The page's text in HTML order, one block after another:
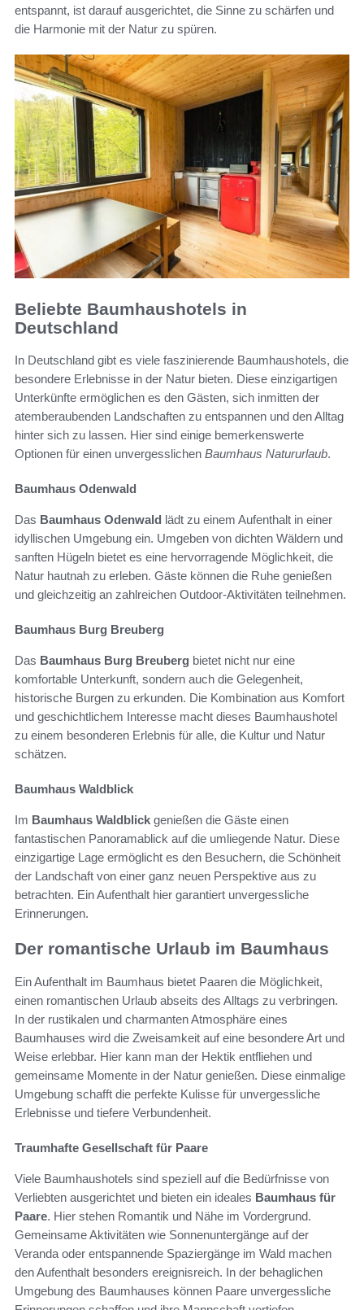
entspannt, ist darauf ausgerichtet, die Sinne zu schärfen und
die Harmonie mit der Natur zu spüren.
Beliebte Baumhaushotels in
Deutschland
In Deutschland gibt es viele faszinierende Baumhaushotels, die
besondere Erlebnisse in der Natur bieten. Diese einzigartigen
Unterkünfte ermöglichen es den Gästen, sich inmitten der
atemberaubenden Landschaften zu entspannen und den Alltag
hinter sich zu lassen. Hier sind einige bemerkenswerte
Optionen für einen unvergesslichen Baumhaus Natururlaub.
Baumhaus Odenwald
Das Baumhaus Odenwald lädt zu einem Aufenthalt in einer
idyllischen Umgebung ein. Umgeben von dichten Wäldern und
sanften Hügeln bietet es eine hervorragende Möglichkeit, die
Natur hautnah zu erleben. Gäste können die Ruhe genießen
und gleichzeitig an zahlreichen Outdoor-Aktivitäten teilnehmen.
Baumhaus Burg Breuberg
Das Baumhaus Burg Breuberg bietet nicht nur eine
komfortable Unterkunft, sondern auch die Gelegenheit,
historische Burgen zu erkunden. Die Kombination aus Komfort
und geschichtlichem Interesse macht dieses Baumhaushotel
zu einem besonderen Erlebnis für alle, die Kultur und Natur
schätzen.
Baumhaus Waldblick
Im Baumhaus Waldblick genießen die Gäste einen
fantastischen Panoramablick auf die umliegende Natur. Diese
einzigartige Lage ermöglicht es den Besuchern, die Schönheit
der Landschaft von einer ganz neuen Perspektive aus zu
betrachten. Ein Aufenthalt hier garantiert unvergessliche
Erinnerungen.
Der romantische Urlaub im Baumhaus
Ein Aufenthalt im Baumhaus bietet Paaren die Möglichkeit,
einen romantischen Urlaub abseits des Alltags zu verbringen.
In der rustikalen und charmanten Atmosphäre eines
Baumhauses wird die Zweisamkeit auf eine besondere Art und
Weise erlebbar. Hier kann man der Hektik entfliehen und
gemeinsame Momente in der Natur genießen. Diese einmalige
Umgebung schafft die perfekte Kulisse für unvergessliche
Erlebnisse und tiefere Verbundenheit.
Traumhafte Gesellschaft für Paare
Viele Baumhaushotels sind speziell auf die Bedürfnisse von
Verliebten ausgerichtet und bieten ein ideales Baumhaus für
Paare. Hier stehen Romantik und Nähe im Vordergrund.
Gemeinsame Aktivitäten wie Sonnenuntergänge auf der
Veranda oder entspannende Spaziergänge im Wald machen
den Aufenthalt besonders ereignisreich. In der behaglichen
Umgebung des Baumhauses können Paare unvergessliche